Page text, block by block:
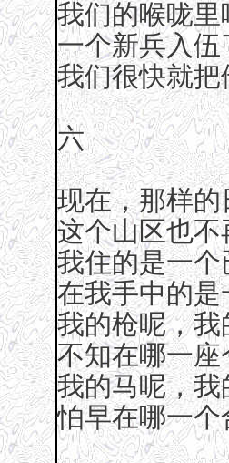
我们的喉咙
一个新兵入伍
我们很快就
六
现在，那样
这个山区也
我住的是一
在我手中的
我的枪呢，我
不知在哪一
我的马呢，我
怕早在哪一